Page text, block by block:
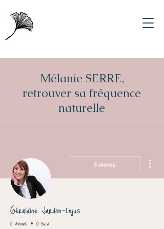
Mélanie SERRE,
retrouver sa fréquence
naturelle
S'abonner
Géraldine Jardon-Lejus
0 Abonné 0 Suivi